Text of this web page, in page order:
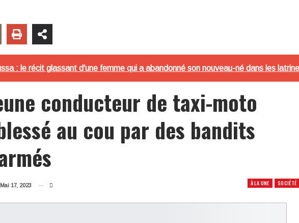
: le récit glassant d'une femme qui a abandonné son nouveau-né dans les
conducteur de taxi-moto
au cou par des bandits
À LA UNE SOCIÉTÉ
Mai 17, 2023